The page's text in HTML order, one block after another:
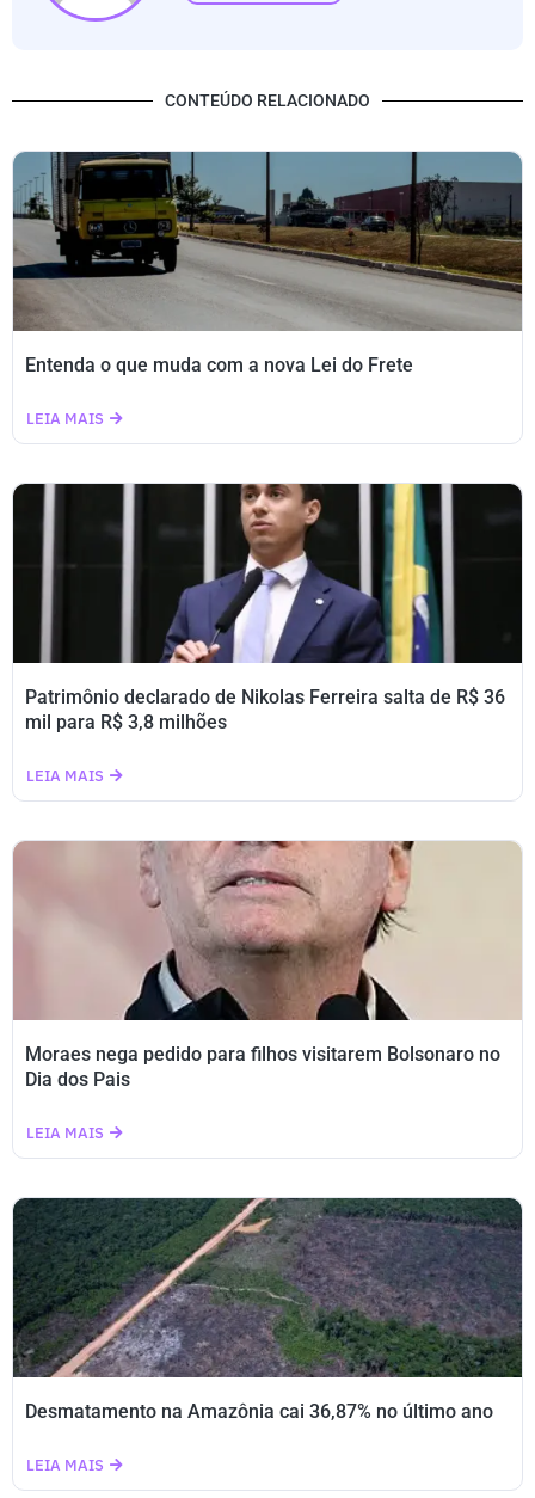
CONTEÚDO RELACIONADO
Entenda o que muda com a nova Lei do Frete
LEIA MAIS
Patrimônio declarado de Nikolas Ferreira salta de R$ 36
mil para R$ 3,8 milhões
LEIA MAIS
Moraes nega pedido para filhos visitarem Bolsonaro no
Dia dos Pais
LEIA MAIS
Desmatamento na Amazônia cai 36,87% no último ano
LEIA MAIS